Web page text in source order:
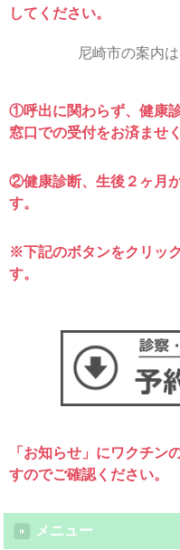
してください。
尼崎市の案内
①呼出に関わらず、健康
窓口での受付をお済ませ
②健康診断、生後２ヶ月
す。
※下記のボタンをクリッ
す。
「お知らせ」にワクチン
すのでご確認ください。
メニュー